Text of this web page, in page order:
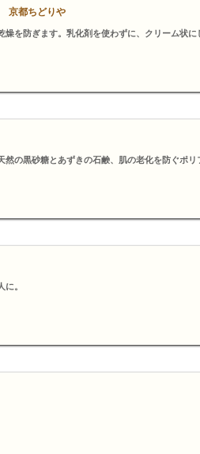
京都ちどりや
を防ぎます。乳化剤を使わずに、クリーム状に
の黒砂糖とあずきの石鹸、肌の老化を防ぐポ
。